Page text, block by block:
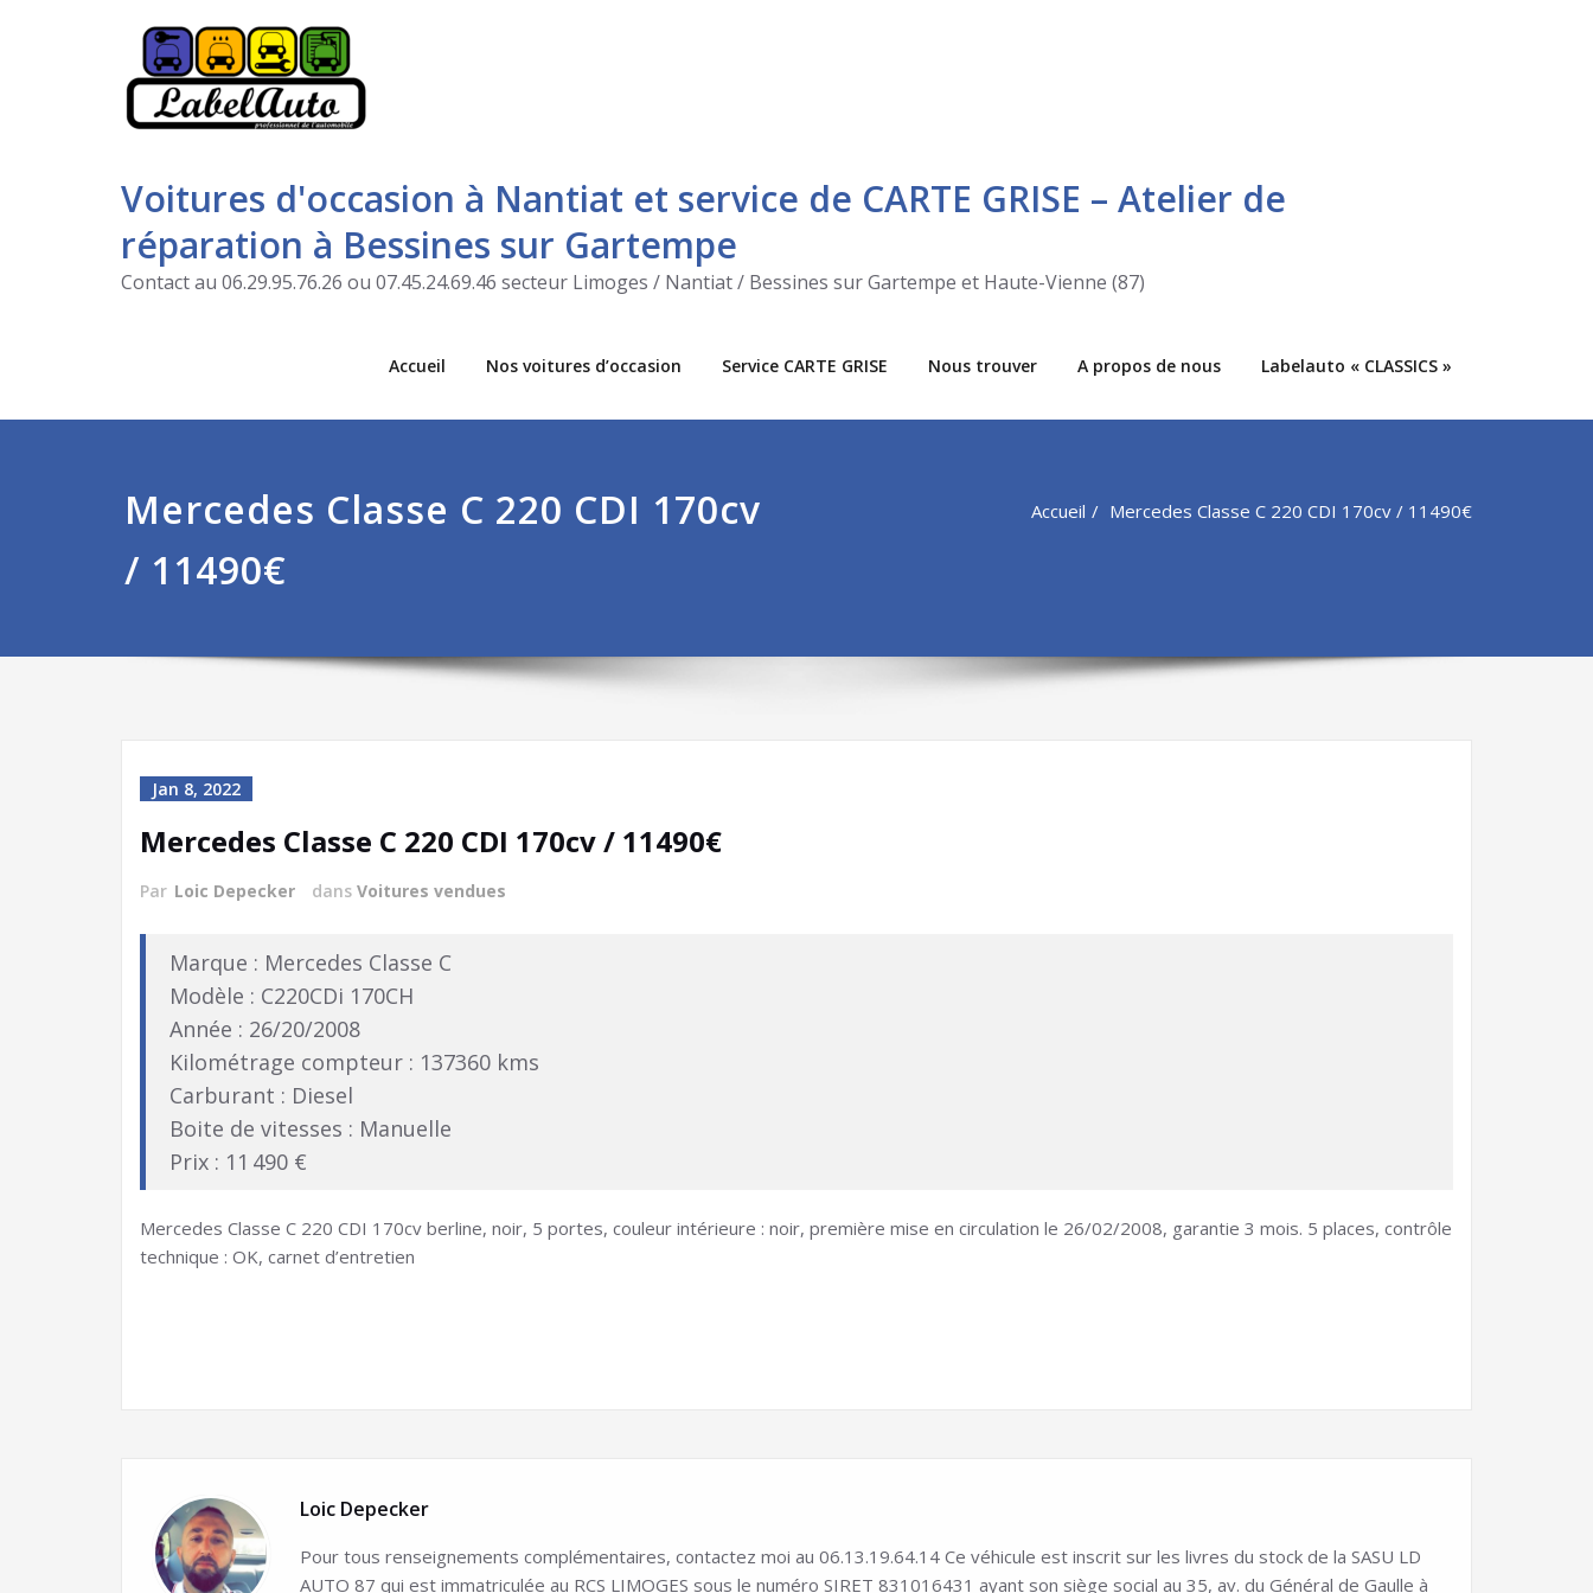
Voitures d'occasion à Nantiat et service de CARTE GRISE – Atelier de
réparation à Bessines sur Gartempe
Contact au 06.29.95.76.26 ou 07.45.24.69.46 secteur Limoges / Nantiat / Bessines sur Gartempe et Haute-Vienne (87)
Accueil Nos voitures d’occasion Service CARTE GRISE Nous trouver A propos de nous Labelauto « CLASSICS »
Mercedes Classe C 220 CDI 170cv
/ 11490€
Accueil Mercedes Classe C 220 CDI 170cv / 11490€
Jan 8, 2022
Mercedes Classe C 220 CDI 170cv / 11490€
Par Loic Depecker dans Voitures vendues
Marque : Mercedes Classe C
Modèle : C220CDi 170CH
Année : 26/20/2008
Kilométrage compteur : 137360 kms
Carburant : Diesel
Boite de vitesses : Manuelle
Prix : 11 490 €
Mercedes Classe C 220 CDI 170cv berline, noir, 5 portes, couleur intérieure : noir, première mise en circulation le 26/02/2008, garantie 3 mois. 5 places, contrôle
technique : OK, carnet d’entretien
Loic Depecker
Pour tous renseignements complémentaires, contactez moi au 06.13.19.64.14 Ce véhicule est inscrit sur les livres du stock de la SASU LD
AUTO 87 qui est immatriculée au RCS LIMOGES sous le numéro SIRET 831016431 ayant son siège social au 35, av. du Général de Gaulle à